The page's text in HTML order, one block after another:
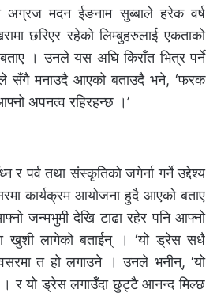
अग्रज मदन ईङनाम सुब्बाले हरेक वर्ष
छरिएर रहेको लिम्बुहरुलाई एकताको
। उनले यस अघि किराँत भित्र पर्ने
सँगै मनाउदै आएको बताउदै भने, ‘फरक
अपनत्व रहिरहन्छ ।’
र पर्व तथा संस्कृतिको जगेर्ना गर्ने उद्देश्य
कार्यक्रम आयोजना हुदै आएको बताए
जन्मभुमी देखि टाढा रहेर पनि आफ्नो
खुशी लागेको बताईन् । ‘यो ड्रेस सधै
त हो लगाउने । उनले भनीन्, ‘यो
र यो ड्रेस लगाउँदा छुट्टै आनन्द मिल्छ